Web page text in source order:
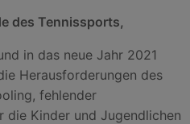
des Tennissports,
in das neue Jahr 2021
Herausforderungen des
fehlender
die Kinder und Jugendlichen